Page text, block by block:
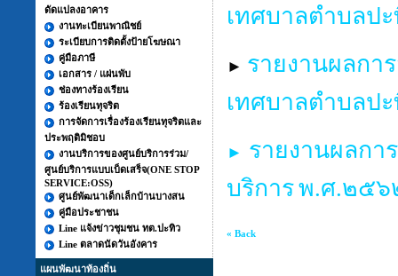
ดัดแปลงอาคาร
งานทะเบียนพาณิชย์
ระเบียบการติดตั้งป้ายโฆษณา
คู่มือภาษี
เอกสาร / แผ่นพับ
ช่องทางร้องเรียน
ร้องเรียนทุจริต
การจัดการเรื่องร้องเรียนทุจริตและ
ประพฤติมิชอบ
งานบริการของศูนย์บริการร่วม/
ศูนย์บริการแบบเบ็ดเสร็จ(ONE STOP
SERVICE:OSS)
ศูนย์พัฒนาเด็กเล็กบ้านบางสน
คู่มือประชาชน
Line แจ้งข่าวชุมชน ทต.ปะทิว
Line ตลาดนัดวันอังคาร
แผนพัฒนาท้องถิ่น
เทศบาลตำบลป
► รายงานผลกา
เทศบาลตำบลป
► รายงานผลกา
บริการพ.ศ.๒๕๖
« Back